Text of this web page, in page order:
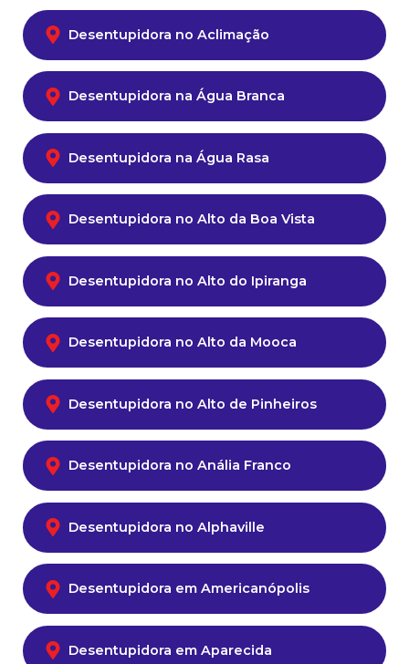
Desentupidora no Aclimação
Desentupidora na Água Branca
Desentupidora na Água Rasa
Desentupidora no Alto da Boa Vista
Desentupidora no Alto do Ipiranga
Desentupidora no Alto da Mooca
Desentupidora no Alto de Pinheiros
Desentupidora no Anália Franco
Desentupidora no Alphaville
Desentupidora em Americanópolis
Desentupidora em Aparecida